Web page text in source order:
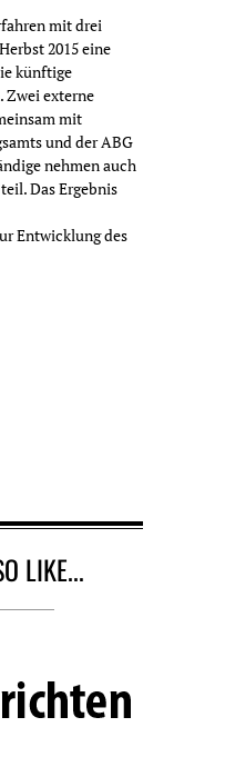
mit drei
2015 eine
künftige
Zwei externe
mit
und der ABG
nehmen auch
Das Ergebnis
Entwicklung des
LIKE...